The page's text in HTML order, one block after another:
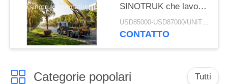
SINOTRUK che lavora
con il telaio del camion
del carico di HOWO
USD85000-USD87000/UNIT)negotiation MOQ:1 UNITÀ
CONTATTO
Categorie popolari Tutti